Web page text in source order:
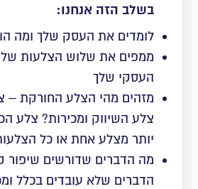
בשלב הזה אנחנו:
לומדים את העסק שלך ומה
ממפים את שלוש הצלעות
העסקי שלך
מזהים מהי הצלע החורקת –
צלע השיווק ומכירות? צלע
יותר מצלע אחת או כל
מה הדברים שדורשים שיפור
הדברים שלא עובדים בכלל